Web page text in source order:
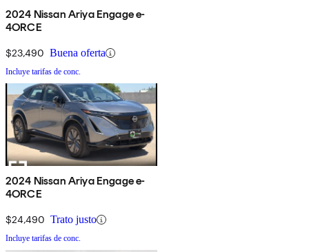
2024 Nissan Ariya Engage e-
4ORCE
$23,490 Buena oferta
Incluye tarifas de conc.
2024 Nissan Ariya Engage e-
4ORCE
$24,490 Trato justo
Incluye tarifas de conc.